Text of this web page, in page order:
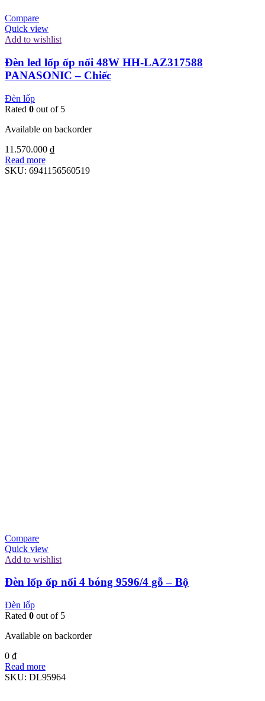
Compare
Quick view
Add to wishlist
Đèn led lốp ốp nổi 48W HH-LAZ317588
PANASONIC – Chiếc
Đèn lốp
Rated 0 out of 5
Available on backorder
11.570.000 ₫
Read more
SKU: 6941156560519
Compare
Quick view
Add to wishlist
Đèn lốp ốp nổi 4 bóng 9596/4 gỗ – Bộ
Đèn lốp
Rated 0 out of 5
Available on backorder
0 ₫
Read more
SKU: DL95964